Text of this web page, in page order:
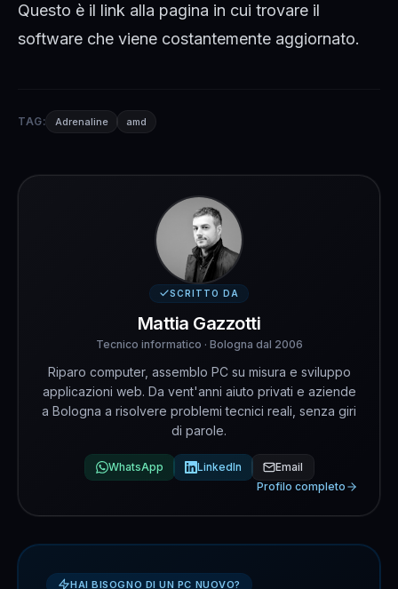
Questo è il link alla pagina in cui trovare il
software che viene costantemente aggiornato.
TAG: Adrenaline amd
SCRITTO DA
Mattia Gazzotti
Tecnico informatico · Bologna dal 2006
Riparo computer, assemblo PC su misura e sviluppo
applicazioni web. Da vent'anni aiuto privati e aziende
a Bologna a risolvere problemi tecnici reali, senza giri
di parole.
WhatsApp LinkedIn
Email
Profilo completo
HAI BISOGNO DI UN PC NUOVO?